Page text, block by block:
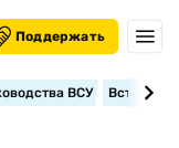
Поддержать
ВСУ